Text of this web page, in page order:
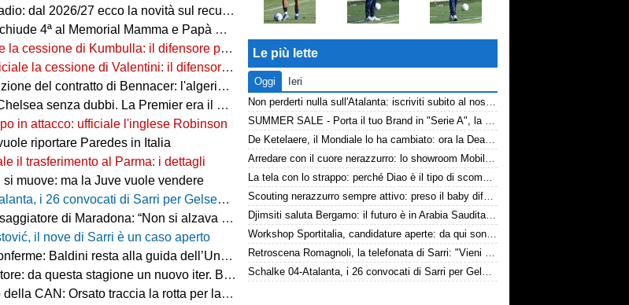
dal 2026/27 ecco la novità sul recupero
4ª al Memorial Mamma e Papà Cairo
di Kumbulla: il difensore passa al Rayo Vallecano
di Valentini: il difensore passa al Deportivo Alavés
di Bennacer: l'algerino saluta dopo sette anni
senza dubbi. La Premier era il mio sogno"
in attacco: ufficiale l'inglese Robinson
riportare Paredes in Italia
il trasferimento al Parma: i dettagli
muove: ma la Juve vuole vendere
i 26 convocati di Sarri per Gelsenkirchen
Maradona: “Non si alzava dal letto, ero preoccupato”
il nove di Sarri è un caso aperto
Baldini resta alla guida dell’Under 21
stagione un nuovo iter. Beretta: “Un percorso più organico”
Orsato traccia la rotta per la nuova stagione
Le più lette
Oggi
Ieri
Non perderti nulla sull'Atalanta: iscriviti subito al nostro canale WhatsApp!
SUMMER SALE - Porta il tuo Brand in "Serie A", la tua azienda e professione titolare nel cuore dell'Atalanta
De Ketelaere, il Mondiale lo ha cambiato: ora la Dea riparte da lui
Arredare con il cuore nerazzurro: lo showroom Mobilmondo a Osio Sotto. Quando essere di fede atalantina conviene
La tela con lo strappo: perché Diao è il tipo di scommessa che Giuntoli ama
Scouting nerazzurro sempre attivo: preso il baby difensore 2010 Levačić
Djimsiti saluta Bergamo: il futuro è in Arabia Saudita! Tre milioni e firma biennale
Workshop Sportitalia, candidature aperte: da qui sono passate firme di Serie A
Retroscena Romagnoli, la telefonata di Sarri: "Vieni con me a Bergamo"
Schalke 04-Atalanta, i 26 convocati di Sarri per Gelsenkirchen